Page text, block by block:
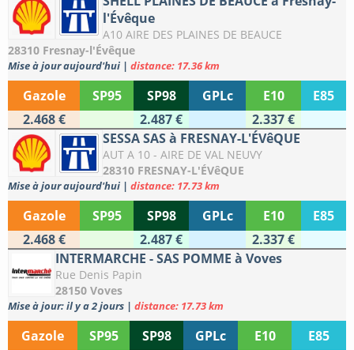
l'Évêque
A10 AIRE DES PLAINES DE BEAUCE
28310 Fresnay-l'Évêque
Mise à jour aujourd'hui | distance: 17.36 km
Gazole SP95 SP98 GPLc E10
E85
2.468 €
2.487 €
2.337 €
SESSA SAS à FRESNAY-L'ÉVêQUE
AUT A 10 - AIRE DE VAL NEUVY
28310 FRESNAY-L'ÉVêQUE
Mise à jour aujourd'hui | distance: 17.73 km
Gazole SP95 SP98 GPLc E10
E85
2.468 €
2.487 €
2.337 €
INTERMARCHE - SAS POMME à Voves
Rue Denis Papin
28150 Voves
Mise à jour: il y a 2 jours | distance: 17.73 km
Gazole SP95 SP98 GPLc E10
E85